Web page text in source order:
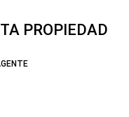
PROPIEDAD